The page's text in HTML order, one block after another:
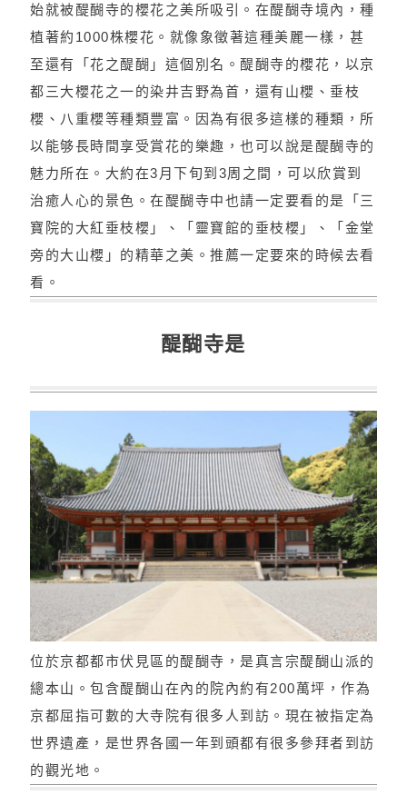
始就被醍醐寺的櫻花之美所吸引。在醍醐寺境內，種
植著約1000株櫻花。就像象徵著這種美麗一樣，甚
至還有「花之醍醐」這個別名。醍醐寺的櫻花，以京
都三大櫻花之一的染井吉野為首，還有山櫻、垂枝
櫻、八重櫻等種類豐富。因為有很多這樣的種類，所
以能够長時間享受賞花的樂趣，也可以說是醍醐寺的
魅力所在。大約在3月下旬到3周之間，可以欣賞到
治癒人心的景色。在醍醐寺中也請一定要看的是「三
寶院的大紅垂枝櫻」、「靈寶館的垂枝櫻」、「金堂
旁的大山櫻」的精華之美。推薦一定要來的時候去看
看。
醍醐寺是
位於京都都市伏見區的醍醐寺，是真言宗醍醐山派的
總本山。包含醍醐山在內的院內約有200萬坪，作為
京都屈指可數的大寺院有很多人到訪。現在被指定為
世界遺產，是世界各國一年到頭都有很多參拜者到訪
的觀光地。